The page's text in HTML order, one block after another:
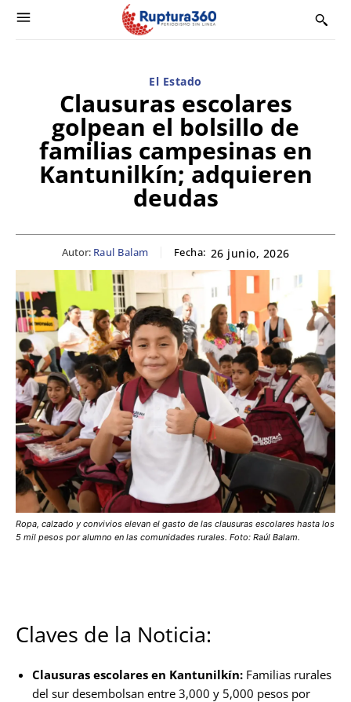
El Estado
Clausuras escolares
golpean el bolsillo de
familias campesinas en
Kantunilkín; adquieren
deudas
Autor: Raul Balam Fecha: 26 junio, 2026
Ropa, calzado y convivios elevan el gasto de las clausuras escolares hasta los
5 mil pesos por alumno en las comunidades rurales. Foto: Raúl Balam.
Claves de la Noticia:
Clausuras escolares en Kantunilkín: Familias rurales
del sur desembolsan entre 3,000 y 5,000 pesos por